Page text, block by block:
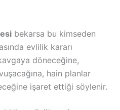
bekarsa bu kimseden
evlilik kararı
döneceğine,
hain planlar
işaret ettiği söylenir.